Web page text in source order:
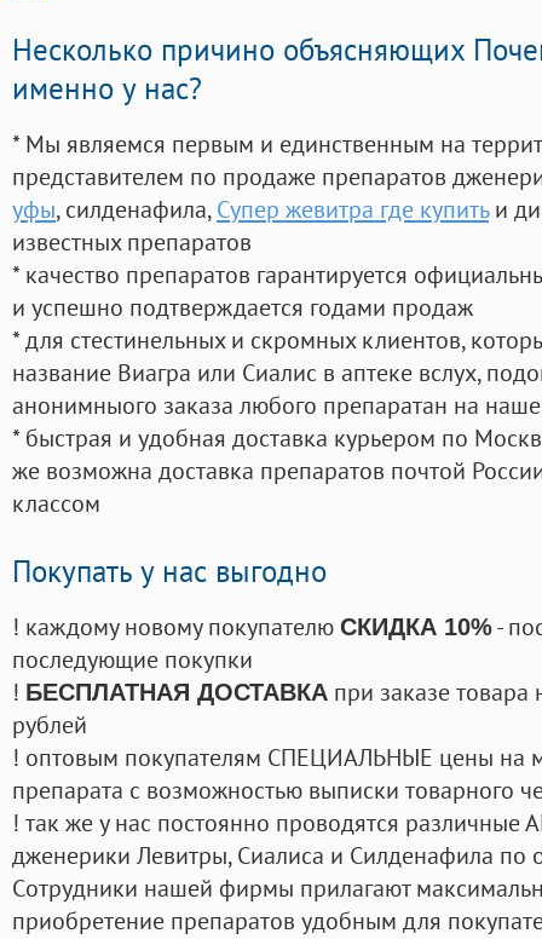
Несколько причино объясняющих
именно у нас?
* Мы являемся первым и единственным на
представителем по продаже препаратов
уфы, силденафила, Супер жевитра где купитьи
известных препаратов
* качество препаратов гарантируется
и успешно подтверждается годами продаж
* для стестинельных и скромных клиентов,
название Виагра или Сиалис в аптеке вслух,
анонимныого заказа любого препаратан на
* быстрая и удобная доставка курьером по
же возможна доставка препаратов почтой
классом
Покупать у нас выгодно
! каждому новому покупателю СКИДКА 10%-
последующие покупки
! БЕСПЛАТНАЯ ДОСТАВКА при заказе
рублей
! оптовым покупателям СПЕЦИАЛЬНЫЕ цены на
препарата с возможностью выписки товарного
! так же у нас постоянно проводятся
дженерики Левитры, Сиалиса и Силденафила по
Cотрудники нашей фирмы прилагают
приобретение препаратов удобным для